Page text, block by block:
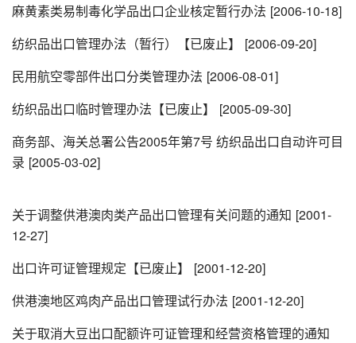
麻黄素类易制毒化学品出口企业核定暂行办法 [2006-10-18]
纺织品出口管理办法（暂行）【已废止】
[2006-09-20]
民用航空零部件出口分类管理办法 [2006-08-01]
纺织品出口临时管理办法【已废止】
[2005-09-30]
商务部、海关总署公告2005年第7号 纺织品出口自动许可目
录 [2005-03-02]
关于调整供港澳肉类产品出口管理有关问题的通知 [2001-
12-27]
出口许可证管理规定【已废止】
[2001-12-20]
供港澳地区鸡肉产品出口管理试行办法 [2001-12-20]
关于取消大豆出口配额许可证管理和经营资格管理的通知